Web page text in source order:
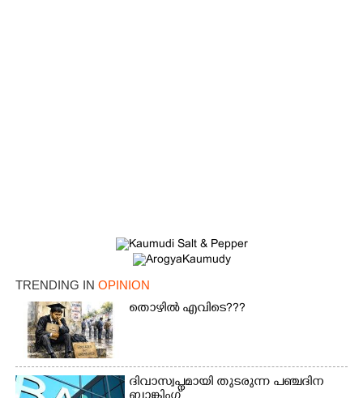
TRENDING IN OPINION
തൊഴിൽ എവിടെ???
ദിവാസ്വപ്നമായി തുടരുന്ന പഞ്ചദിന